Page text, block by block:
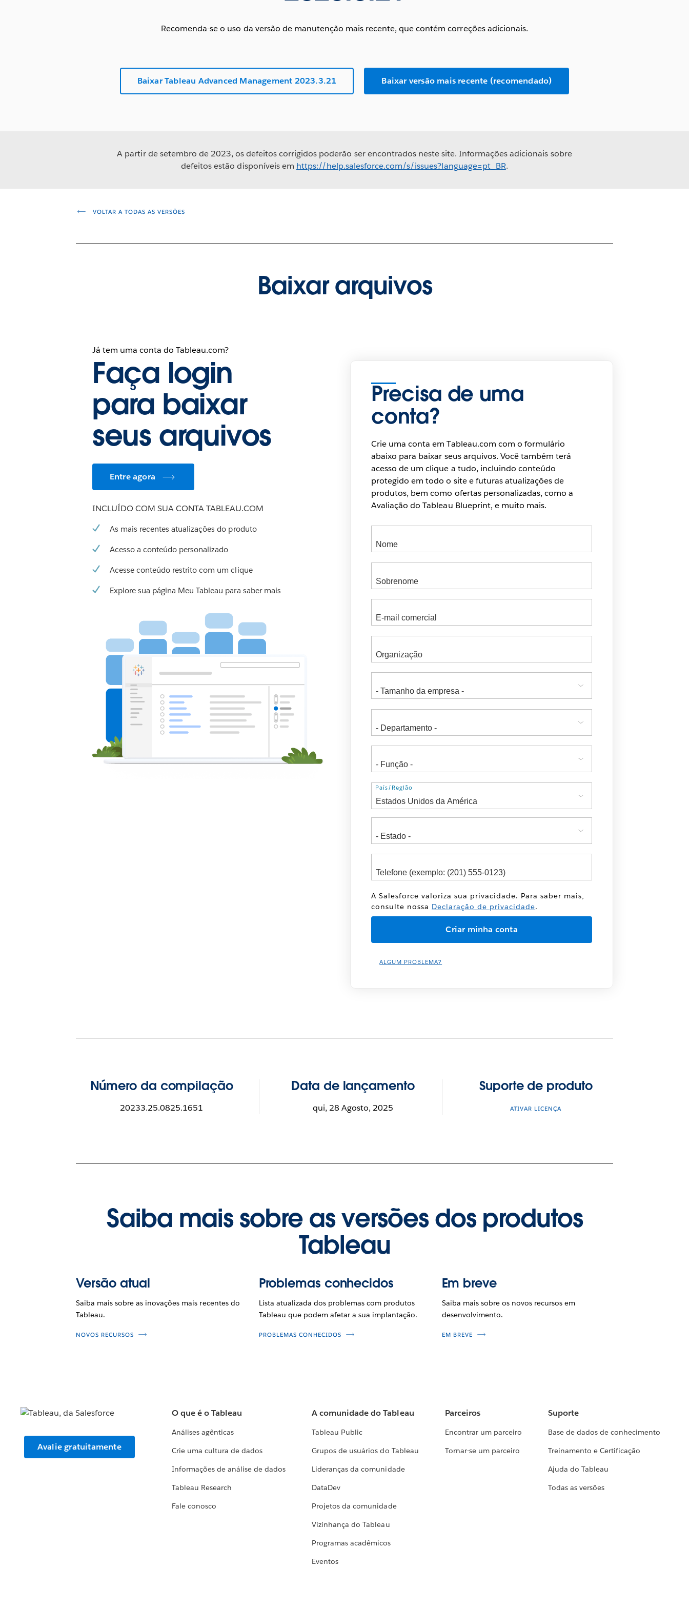
Recomenda-se o uso da versão de manutenção mais recente, que contém correções adicionais.
Baixar Tableau Advanced Management 2023.3.21 Baixar versão mais recente (recomendado)
A partir de setembro de 2023, os defeitos corrigidos poderão ser encontrados neste site. Informações adicionais sobre
defeitos estão disponíveis em https://help.salesforce.com/s/issues?language=pt_BR.
VOLTAR A TODAS AS VERSÕES
Baixar arquivos
Já tem uma conta do Tableau.com?
Faça login
para baixar
seus arquivos
Entre agora
INCLUÍDO COM SUA CONTA TABLEAU.COM
As mais recentes atualizações do produto
Acesso a conteúdo personalizado
Acesse conteúdo restrito com um clique
Explore sua página Meu Tableau para saber mais
Precisa de uma
conta?
Crie uma conta em Tableau.com com o formulário
abaixo para baixar seus arquivos. Você também terá
acesso de um clique a tudo, incluindo conteúdo
protegido em todo o site e futuras atualizações de
produtos, bem como ofertas personalizadas, como a
Avaliação do Tableau Blueprint, e muito mais.
Endereço
País/Região
A Salesforce valoriza sua privacidade. Para saber mais,
consulte nossa Declaração de privacidade.
ALGUM PROBLEMA?
Número da compilação
20233.25.0825.1651
Data de lançamento
qui, 28 Agosto, 2025
Suporte de produto
ATIVAR LICENÇA
Saiba mais sobre as versões dos produtos
Tableau
Versão atual
Saiba mais sobre as inovações mais recentes do
Tableau.
NOVOS RECURSOS
Problemas conhecidos
Lista atualizada dos problemas com produtos
Tableau que podem afetar a sua implantação.
PROBLEMAS CONHECIDOS
Em breve
Saiba mais sobre os novos recursos em
desenvolvimento.
EM BREVE
Avalie gratuitamente
O que é o Tableau
Análises agênticas
Crie uma cultura de dados
Informações de análise de dados
Tableau Research
Fale conosco
A comunidade do Tableau
Tableau Public
Grupos de usuários do Tableau
Lideranças da comunidade
DataDev
Projetos da comunidade
Vizinhança do Tableau
Programas acadêmicos
Eventos
Parceiros
Encontrar um parceiro
Tornar-se um parceiro
Suporte
Base de dados de conhecimento
Treinamento e Certificação
Ajuda do Tableau
Todas as versões